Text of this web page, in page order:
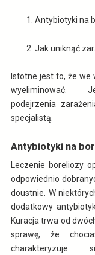
Antybiotyki na
Jak uniknąć
Istotne jest to, że we
wyeliminować.
podejrzenia
specjalistą.
Antybiotyki na
Leczenie boreliozy
odpowiednio
doustnie. W
dodatkowy
Kuracja trwa od
sprawę, że